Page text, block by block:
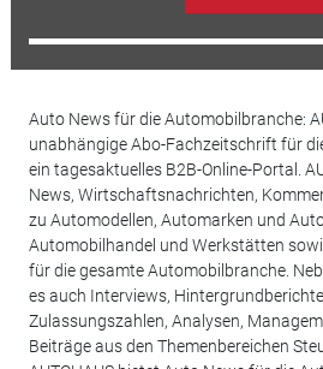
Auto News für die Automobilbranche:
unabhängige Abo-Fachzeitschrift für
ein tagesaktuelles B2B-Online-Portal.
News, Wirtschaftsnachrichten,
zu Automodellen, Automarken und
Automobilhandel und Werkstätten
für die gesamte Automobilbranche.
es auch Interviews,
Zulassungszahlen, Analysen,
Beiträge aus den Themenbereichen